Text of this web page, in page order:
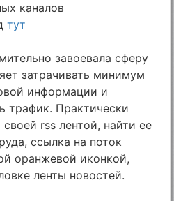
каналов
тут
завоевала сферу
затрачивать минимум
информации и
трафик. Практически
rss лентой, найти ее
ссылка на поток
оранжевой иконкой,
ленты новостей.